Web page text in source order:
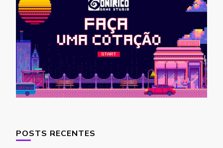
POSTS RECENTES